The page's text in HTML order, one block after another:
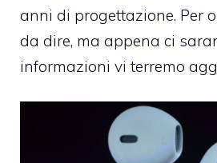
anni di progettazione. Per
da dire, ma appena ci
informazioni vi terremo